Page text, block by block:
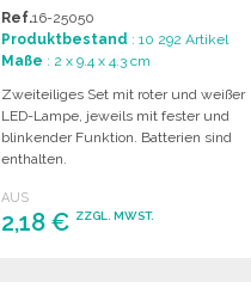
Ref.16-25050
Produktbestand : 10 292 Artikel
Maße : 2 x 9.4 x 4.3 cm
Zweiteiliges Set mit roter und weißer
LED-Lampe, jeweils mit fester und
blinkender Funktion. Batterien sind
enthalten.
AUS
2,18 € ZZGL. MWST.